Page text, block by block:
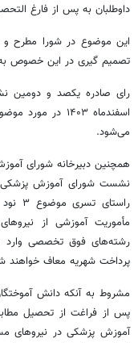
داوطلبان به پس از فارغ
این موضوع در شورا مطرح و
تصمیم گیری در این خصوص
اسفندماه
می‌شود.
راستای تسریموضوع ۳ نود و ششمین نشست
مأموریت آموزشی از
رشته‌های فوق تخصصی وارد
پرداخت شهریه معاف خواهند
مشروط به آنکه دانش
پس از فراغت از تحصیل
آموزش پزشکی در نیروهای